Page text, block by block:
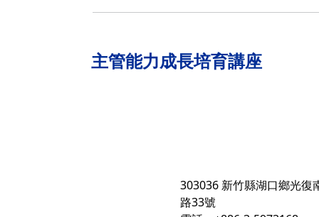
主管能力成長培育講座
303036 新竹縣湖口鄉光復
路33號